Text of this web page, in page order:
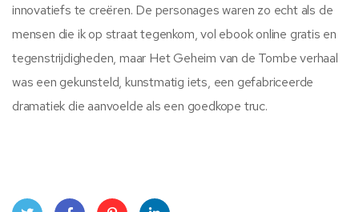
innovatiefs te creëren. De personages waren zo echt als de
mensen die ik op straat tegenkom, vol ebook online gratis en
tegenstrijdigheden, maar Het Geheim van de Tombe verhaal
was een gekunsteld, kunstmatig iets, een gefabriceerde
dramatiek die aanvoelde als een goedkope truc.